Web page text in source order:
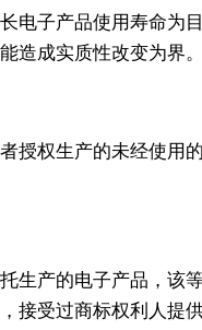
电子产品使用寿命为
造成实质性改变为界
授权生产的未经使用
生产的电子产品，该
接受过商标权利人提